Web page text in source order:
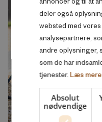
deler også
websted med
analysepartnere,
andre oplysninger,
som de har
tjenester. Læs mere
Absolut
nødvendige